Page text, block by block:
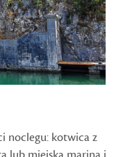
noclegu: kotwica z